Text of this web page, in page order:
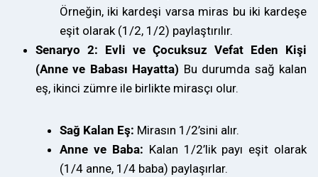
Örneğin, iki kardeşi varsa miras bu iki kardeşe
eşit olarak (1/2, 1/2) paylaştırılır.
Senaryo 2: Evli ve Çocuksuz Vefat Eden Kişi
(Anne ve Babası Hayatta) Bu durumda sağ kalan
eş, ikinci zümre ile birlikte mirasçı olur.
Sağ Kalan Eş: Mirasın 1/2’sini alır.
Anne ve Baba: Kalan 1/2’lik payı eşit olarak
(1/4 anne, 1/4 baba) paylaşırlar.